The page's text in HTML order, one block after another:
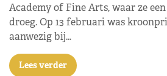
Academy of Fine Arts, waar ze
droeg. Op 13 februari was
aanwezig bij…
Lees verder